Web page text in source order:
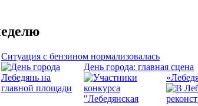
Ситуация с бензином нормализовалась
День города: главная сцена